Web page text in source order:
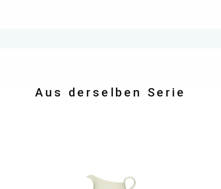
Aus derselben Serie